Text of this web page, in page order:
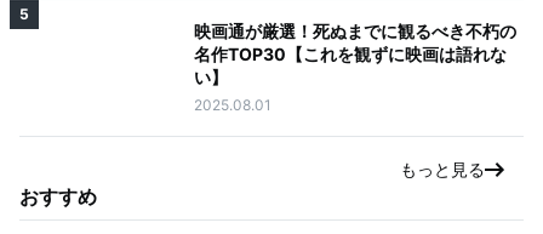
5
映画通が厳選！死ぬまでに観るべき不朽の
名作TOP30【これを観ずに映画は語れな
い】
2025.08.01
もっと見る
おすすめ